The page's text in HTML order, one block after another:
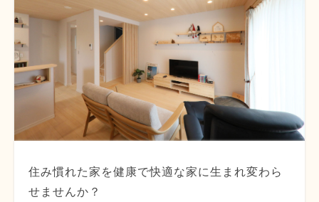
住み慣れた家を健康で快適な家に生まれ変わら
せませんか？